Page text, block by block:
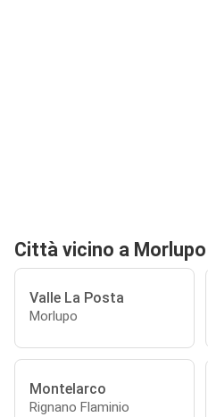
Città vicino a Morlupo
Valle La Posta
Morlupo
Montelarco
Rignano Flaminio